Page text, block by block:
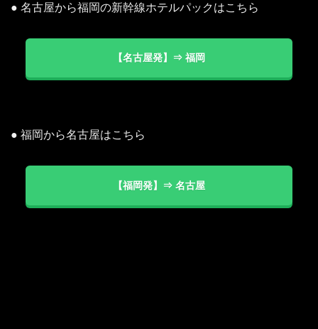
● 名古屋から福岡の新幹線ホテルパックはこちら
【名古屋発】⇒ 福岡
● 福岡から名古屋はこちら
【福岡発】⇒ 名古屋